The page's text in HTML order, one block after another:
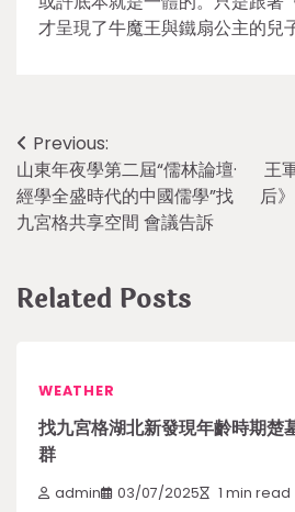
才呈現了牛魔王與鐵扇公主的兒
Post
navigation
Previous:
山東年夜學第二屆“儒林論壇·
經學全盛時代的中國儒學”找
九宮格共享空間 會議告訴
王
后
Related Posts
WEATHER
找九宮格湖北新發現年齡時期楚
群
admin 03/07/2025 1 min read